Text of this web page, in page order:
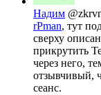
Надим
rPman, тут
сверху
прикрутить
через него,
отзывчивый,
сеанс.